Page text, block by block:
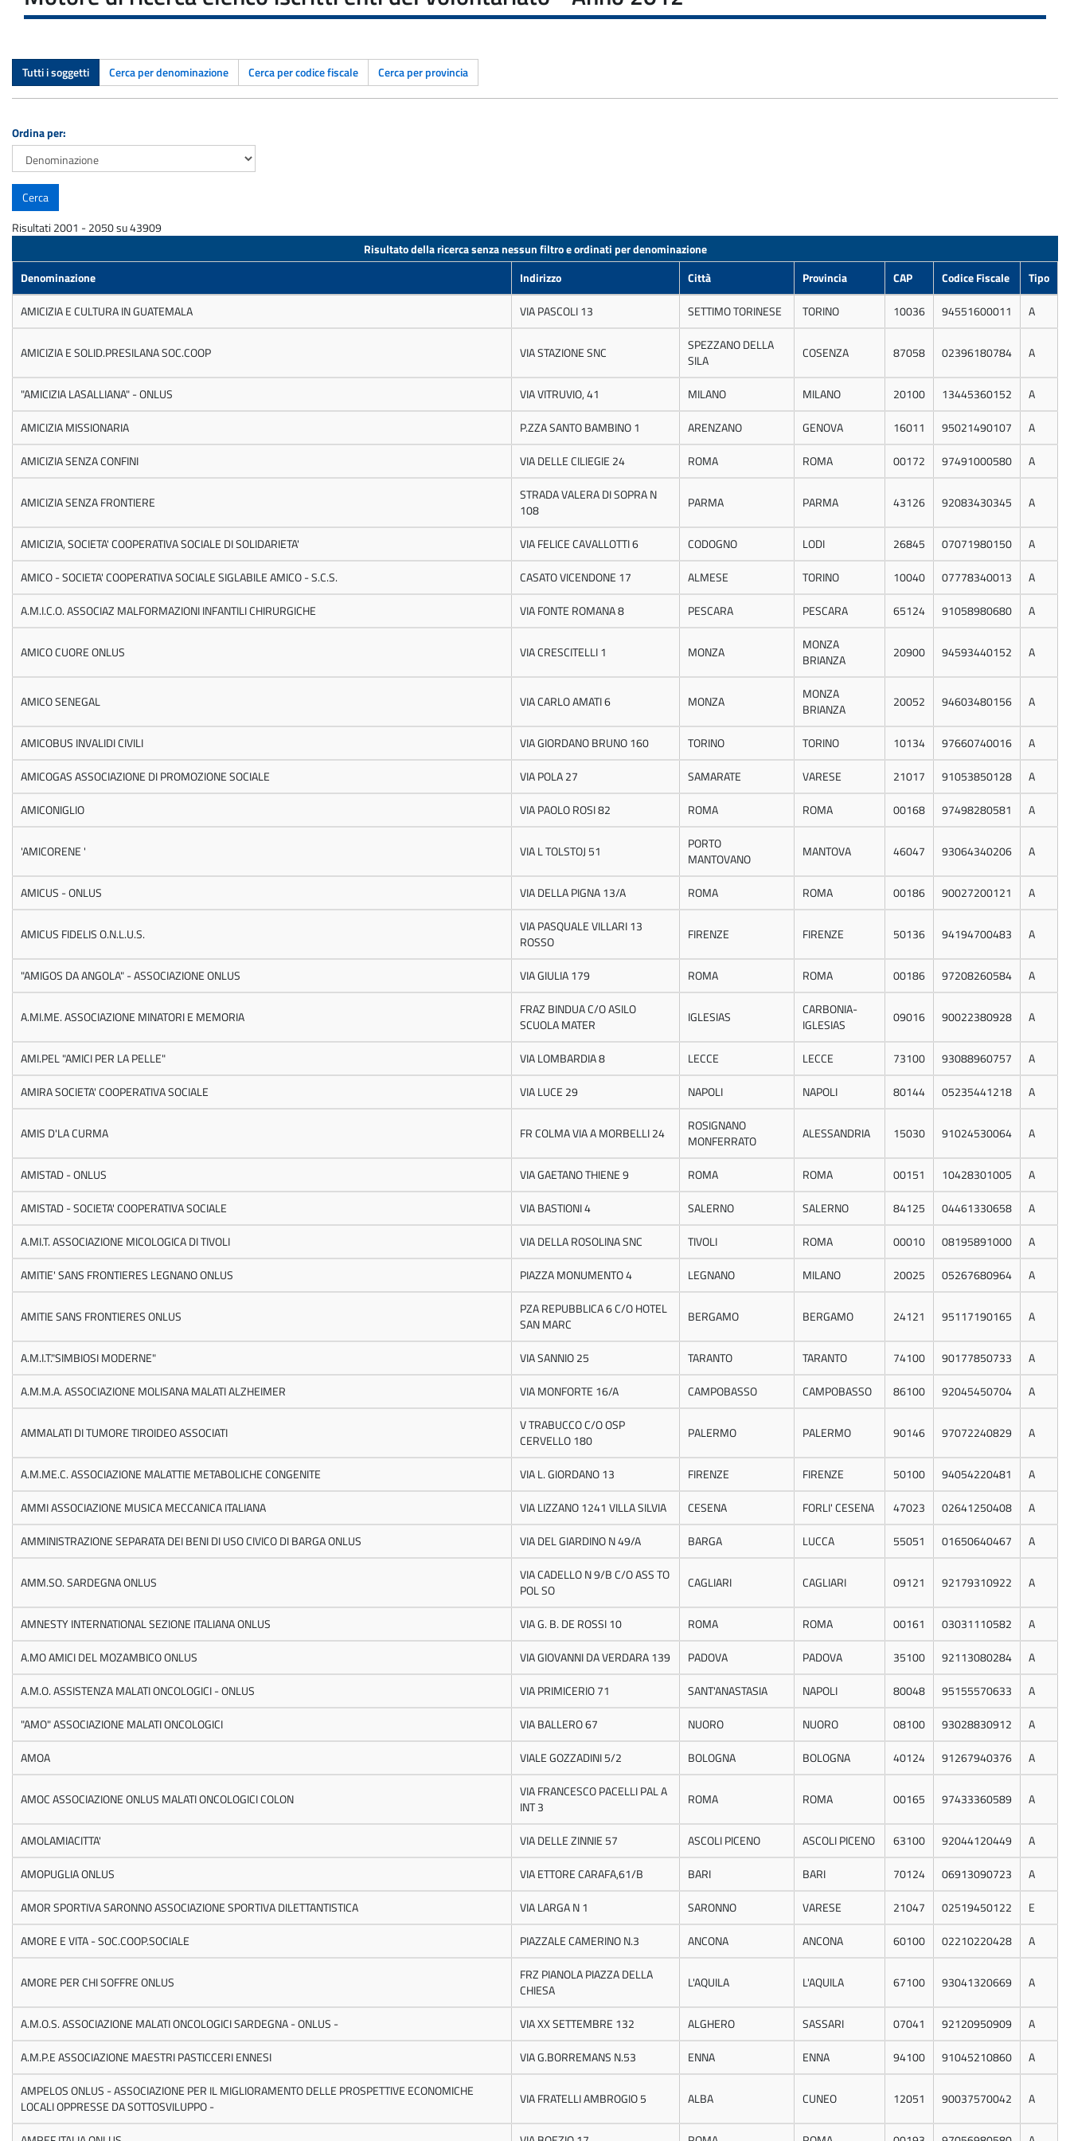
Tutti i soggetti Cerca per denominazione Cerca per codice fiscale Cerca per provincia
Ordina per:
Risultati 2001 - 2050 su 43909
Risultato della ricerca senza nessun filtro e ordinati per denominazione
Denominazione
Indirizzo Città Provincia CAP Codice Fiscale
Tipo
AMICIZIA E CULTURA IN GUATEMALA
VIA PASCOLI 13 SETTIMO TORINESE TORINO 10036 94551600011 A
AMICIZIA E SOLID.PRESILANA SOC.COOP VIA STAZIONE SNC
SPEZZANO DELLA
SILA
COSENZA 87058 02396180784 A
"AMICIZIA LASALLIANA" - ONLUS VIA VITRUVIO, 41 MILANO MILANO 20100 13445360152
A
AMICIZIA MISSIONARIA
P.ZZA SANTO BAMBINO 1 ARENZANO GENOVA 16011 95021490107
A
AMICIZIA SENZA CONFINI
VIA DELLE CILIEGIE 24 ROMA ROMA 00172 97491000580 A
AMICIZIA SENZA FRONTIERE
STRADA VALERA DI SOPRA N
108
PARMA PARMA 43126 92083430345 A
AMICIZIA, SOCIETA' COOPERATIVA SOCIALE DI SOLIDARIETA' VIA FELICE CAVALLOTTI 6 CODOGNO LODI 26845 07071980150
A
AMICO - SOCIETA' COOPERATIVA SOCIALE SIGLABILE AMICO - S.C.S.
CASATO VICENDONE 17 ALMESE TORINO 10040 07778340013
A
A.M.I.C.O. ASSOCIAZ MALFORMAZIONI INFANTILI CHIRURGICHE
VIA FONTE ROMANA 8 PESCARA PESCARA 65124 91058980680 A
AMICO CUORE ONLUS VIA CRESCITELLI 1 MONZA
MONZA
BRIANZA
20900 94593440152 A
AMICO SENEGAL VIA CARLO AMATI 6 MONZA
MONZA
BRIANZA
20052 94603480156 A
AMICOBUS INVALIDI CIVILI VIA GIORDANO BRUNO 160 TORINO TORINO 10134 97660740016
A
AMICOGAS ASSOCIAZIONE DI PROMOZIONE SOCIALE
VIA POLA 27 SAMARATE VARESE 21017 91053850128
A
AMICONIGLIO
VIA PAOLO ROSI 82 ROMA ROMA 00168 97498280581 A
'AMICORENE ' VIA L TOLSTOJ 51
PORTO
MANTOVANO
MANTOVA 46047 93064340206 A
AMICUS - ONLUS VIA DELLA PIGNA 13/A ROMA ROMA 00186 90027200121 A
AMICUS FIDELIS O.N.L.U.S.
VIA PASQUALE VILLARI 13
ROSSO
FIRENZE FIRENZE 50136 94194700483 A
"AMIGOS DA ANGOLA" - ASSOCIAZIONE ONLUS VIA GIULIA 179 ROMA ROMA 00186 97208260584 A
A.MI.ME. ASSOCIAZIONE MINATORI E MEMORIA
FRAZ BINDUA C/O ASILO
SCUOLA MATER
IGLESIAS
CARBONIA-
IGLESIAS
09016 90022380928 A
AMI.PEL "AMICI PER LA PELLE" VIA LOMBARDIA 8 LECCE LECCE 73100 93088960757
A
AMIRA SOCIETA' COOPERATIVA SOCIALE
VIA LUCE 29 NAPOLI NAPOLI 80144 05235441218 A
AMIS D'LA CURMA FR COLMA VIA A MORBELLI 24
ROSIGNANO
MONFERRATO
ALESSANDRIA 15030 91024530064 A
AMISTAD - ONLUS VIA GAETANO THIENE 9 ROMA ROMA 00151 10428301005
A
AMISTAD - SOCIETA' COOPERATIVA SOCIALE
VIA BASTIONI 4 SALERNO SALERNO 84125 04461330658
A
A.MI.T. ASSOCIAZIONE MICOLOGICA DI TIVOLI
VIA DELLA ROSOLINA SNC TIVOLI ROMA 00010 08195891000
A
AMITIE' SANS FRONTIERES LEGNANO ONLUS
PIAZZA MONUMENTO 4 LEGNANO MILANO 20025 05267680964 A
AMITIE SANS FRONTIERES ONLUS
PZA REPUBBLICA 6 C/O HOTEL
SAN MARC
BERGAMO BERGAMO 24121 95117190165 A
A.M.I.T."SIMBIOSI MODERNE" VIA SANNIO 25 TARANTO TARANTO 74100 90177850733
A
A.M.M.A. ASSOCIAZIONE MOLISANA MALATI ALZHEIMER
VIA MONFORTE 16/A CAMPOBASSO CAMPOBASSO 86100 92045450704 A
AMMALATI DI TUMORE TIROIDEO ASSOCIATI
V TRABUCCO C/O OSP
CERVELLO 180
PALERMO PALERMO 90146 97072240829 A
A.M.ME.C. ASSOCIAZIONE MALATTIE METABOLICHE CONGENITE VIA L. GIORDANO 13 FIRENZE FIRENZE 50100 94054220481
A
AMMI ASSOCIAZIONE MUSICA MECCANICA ITALIANA
VIA LIZZANO 1241 VILLA SILVIA CESENA FORLI' CESENA 47023 02641250408
A
AMMINISTRAZIONE SEPARATA DEI BENI DI USO CIVICO DI BARGA ONLUS
VIA DEL GIARDINO N 49/A BARGA LUCCA 55051 01650640467 A
AMM.SO. SARDEGNA ONLUS
VIA CADELLO N 9/B C/O ASS TO
POL SO
CAGLIARI CAGLIARI 09121 92179310922 A
AMNESTY INTERNATIONAL SEZIONE ITALIANA ONLUS VIA G. B. DE ROSSI 10 ROMA ROMA 00161 03031110582
A
A.MO AMICI DEL MOZAMBICO ONLUS
VIA GIOVANNI DA VERDARA 139 PADOVA PADOVA 35100 92113080284
A
A.M.O. ASSISTENZA MALATI ONCOLOGICI - ONLUS
VIA PRIMICERIO 71 SANT'ANASTASIA NAPOLI 80048 95155570633
A
"AMO" ASSOCIAZIONE MALATI ONCOLOGICI
VIA BALLERO 67 NUORO NUORO 08100 93028830912
A
AMOA
VIALE GOZZADINI 5/2 BOLOGNA BOLOGNA 40124 91267940376 A
AMOC ASSOCIAZIONE ONLUS MALATI ONCOLOGICI COLON
VIA FRANCESCO PACELLI PAL A
INT 3
ROMA ROMA 00165 97433360589 A
AMOLAMIACITTA' VIA DELLE ZINNIE 57 ASCOLI PICENO ASCOLI PICENO 63100 92044120449
A
AMOPUGLIA ONLUS
VIA ETTORE CARAFA,61/B BARI BARI 70124 06913090723
A
AMOR SPORTIVA SARONNO ASSOCIAZIONE SPORTIVA DILETTANTISTICA
VIA LARGA N 1 SARONNO VARESE 21047 02519450122
E
AMORE E VITA - SOC.COOP.SOCIALE
PIAZZALE CAMERINO N.3 ANCONA ANCONA 60100 02210220428 A
AMORE PER CHI SOFFRE ONLUS
FRZ PIANOLA PIAZZA DELLA
CHIESA
L'AQUILA L'AQUILA 67100 93041320669 A
A.M.O.S. ASSOCIAZIONE MALATI ONCOLOGICI SARDEGNA - ONLUS - VIA XX SETTEMBRE 132 ALGHERO SASSARI 07041 92120950909
A
A.M.P.E ASSOCIAZIONE MAESTRI PASTICCERI ENNESI
VIA G.BORREMANS N.53 ENNA ENNA 94100 91045210860
A
AMPELOS ONLUS - ASSOCIAZIONE PER IL MIGLIORAMENTO DELLE PROSPETTIVE ECONOMICHE
LOCALI OPPRESSE DA SOTTOSVILUPPO -
VIA FRATELLI AMBROGIO 5 ALBA CUNEO 12051 90037570042 A